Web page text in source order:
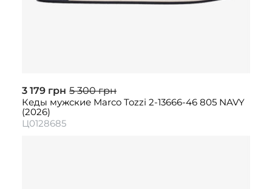
3 179 грн 5 300 грн
Кеды мужские Marco Tozzi 2-13666-46 805 NAVY
(2026)
Ц0128685